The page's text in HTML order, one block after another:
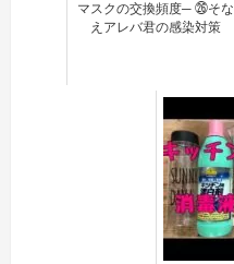
マスクの交換頻度─ ㉖そな
えアレバ君の感染対策